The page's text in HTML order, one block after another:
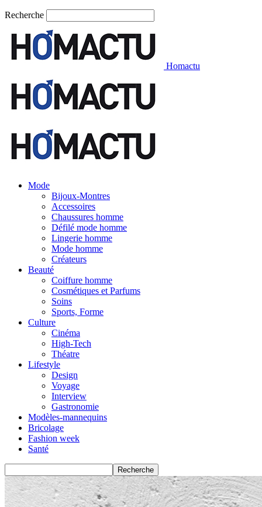
Recherche
Homactu
Mode
Bijoux-Montres
Accessoires
Chaussures homme
Défilé mode homme
Lingerie homme
Mode homme
Créateurs
Beauté
Coiffure homme
Cosmétiques et Parfums
Soins
Sports, Forme
Culture
Cinéma
High-Tech
Théatre
Lifestyle
Design
Voyage
Interview
Gastronomie
Modèles-mannequins
Bricolage
Fashion week
Santé